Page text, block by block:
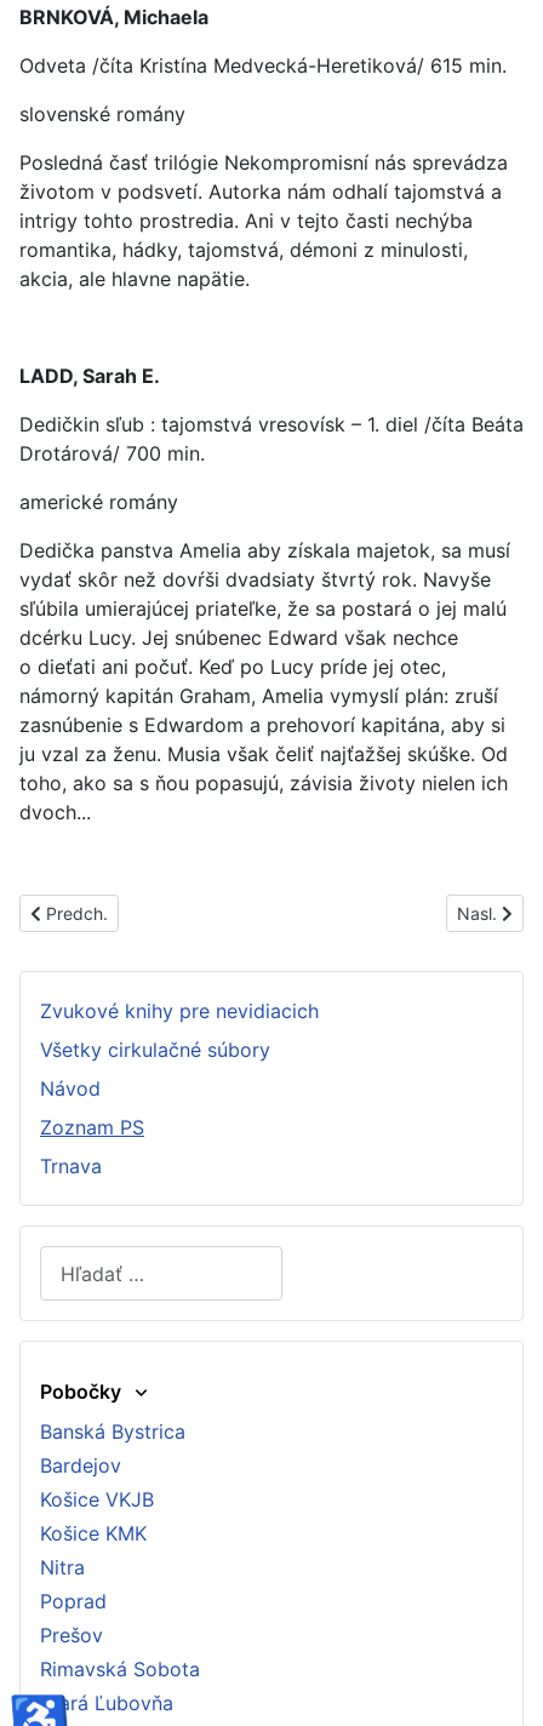
BRNKOVÁ, Michaela
Odveta /číta Kristína Medvecká-Heretiková/ 615 min.
slovenské romány
Posledná časť trilógie Nekompromisní nás sprevádza
životom v podsvetí. Autorka nám odhalí tajomstvá a
intrigy tohto prostredia. Ani v tejto časti nechýba
romantika, hádky, tajomstvá, démoni z minulosti,
akcia, ale hlavne napätie.
LADD, Sarah E.
Dedičkin sľub : tajomstvá vresovísk – 1. diel /číta Beáta
Drotárová/ 700 min.
americké romány
Dedička panstva Amelia aby získala majetok, sa musí
vydať skôr než dovŕši dvadsiaty štvrtý rok. Navyše
sľúbila umierajúcej priateľke, že sa postará o jej malú
dcérku Lucy. Jej snúbenec Edward však nechce
o dieťati ani počuť. Keď po Lucy príde jej otec,
námorný kapitán Graham, Amelia vymyslí plán: zruší
zasnúbenie s Edwardom a prehovorí kapitána, aby si
ju vzal za ženu. Musia však čeliť najťažšej skúške. Od
toho, ako sa s ňou popasujú, závisia životy nielen ich
dvoch...
Predchádzajúci článok: ML50
Predch. Nasl.
Zvukové knihy pre nevidiacich
Všetky cirkulačné súbory
Návod
Zoznam PS
Trnava
Hľadať
Type 2 or more characters for results.
Pobočky
Banská Bystrica
Bardejov
Košice VKJB
Košice KMK
Nitra
Poprad
Prešov
Rimavská Sobota
Stará Ľubovňa